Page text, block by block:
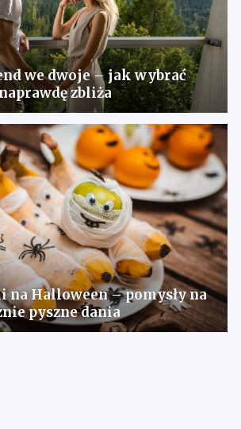
we dwoje – jak wybrać
zbliża
na Halloween – pomysły na
pyszne dania